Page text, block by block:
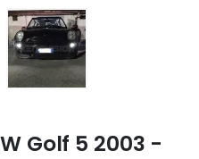
Golf 5 2003 -